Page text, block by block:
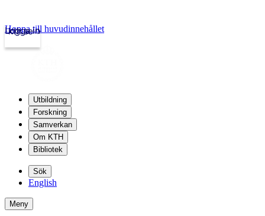
kth.se
Logga in
Hoppa till huvudinnehållet
Utbildning
Forskning
Samverkan
Om KTH
Bibliotek
Sök
English
Meny